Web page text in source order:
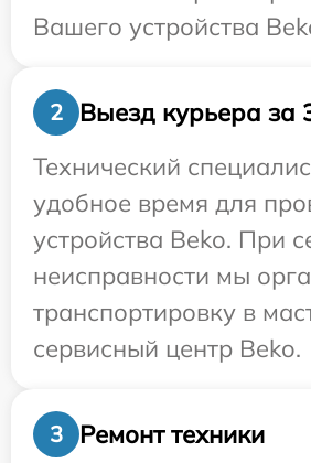
Вашего устройства
2
Выезд курьера за
Технический
удобное время для
устройства Beko. При
неисправности мы
транспортировку в
сервисный центр Beko.
3
Ремонт техники